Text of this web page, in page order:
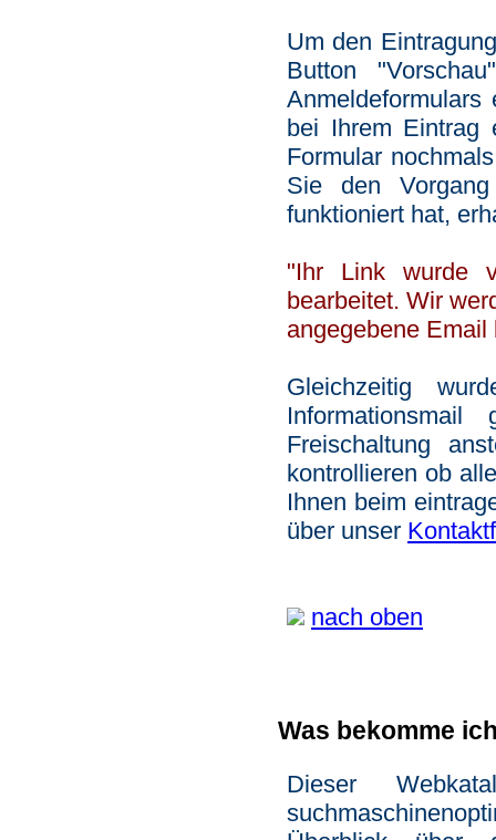
Um den
Button
Anmeldeformulars
bei Ihrem Eintrag
Formular
Sie den
funktioniert hat,
"Ihr Link wurde
bearbeitet. Wir
angegebene
Gleichzeitig
Freischaltung
kontrollieren ob
Ihnen beim
über unser
nach oben
Was bekomme
Dieser